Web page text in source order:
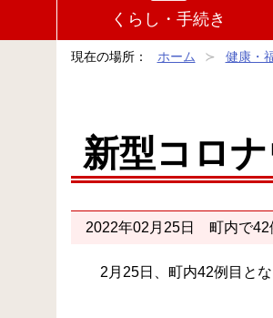
くらし・手続き
現在の場所： ホーム 健康・
新型コロ
2022年02月25日 町内で42
2月25日、町内42例目と